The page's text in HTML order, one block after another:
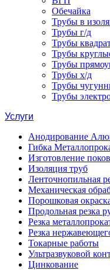
Обечайка
Трубы в
Трубы г/д
Трубы
Трубы
Трубы
Трубы х/д
Трубы
Трубы
Услуги
Анодирование
Гибка
Изготовление
Изоляция труб
Ленточнопильная
Механическая
Порошковая
Продольная резка
Резка
Резка
Токарные работы
Ультразвуковой
Цинкование